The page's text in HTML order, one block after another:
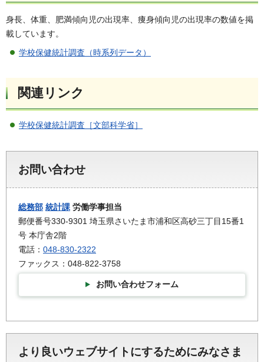
身長、体重、肥満傾向児の出現率、痩身傾向児の出現率の数値を掲
載しています。
学校保健統計調査（時系列データ）
関連リンク
学校保健統計調査［文部科学省］
お問い合わせ
総務部 統計課 労働学事担当
郵便番号330-9301 埼玉県さいたま市浦和区高砂三丁目15番1
号 本庁舎2階
電話： 048-830-2322
ファックス：048-822-3758
お問い合わせフォーム
より良いウェブサイトにするためにみなさま